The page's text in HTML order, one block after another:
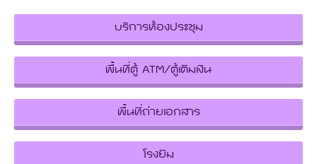
บริการห้องประชุม
พื้นที่ตู้ ATM/ตู้เติมเงิน
พื้นที่ถ่ายเอกสาร
โรงยิม